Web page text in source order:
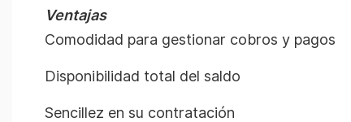
Ventajas
Comodidad para gestionar cobros y pagos
Disponibilidad total del saldo
Sencillez en su contratación